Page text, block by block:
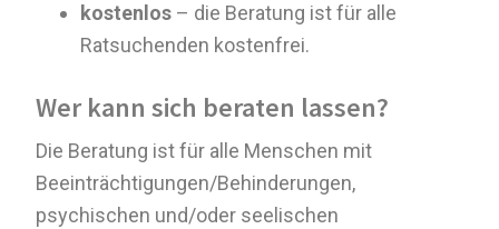
kostenlos – die Beratung ist für alle
Ratsuchenden kostenfrei.
Wer kann sich beraten lassen?
Die Beratung ist für alle Menschen mit
Beeinträchtigungen/Behinderungen,
psychischen und/oder seelischen